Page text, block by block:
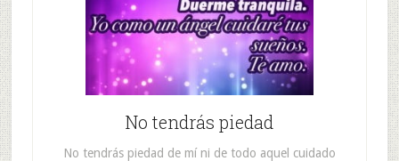
No tendrás piedad
No tendrás piedad de mí ni de todo aquel cuidado